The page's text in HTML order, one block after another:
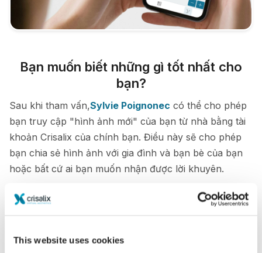
This website uses cookies
Bạn muốn biết những gì tốt nhất cho
bạn?
Sau khi tham vấn,Sylvie Poignonec có thể cho phép
bạn truy cập "hình ảnh mới" của bạn từ nhà bằng tài
khoản Crisalix của chính bạn. Điều này sẽ cho phép
bạn chia sẻ hình ảnh với gia đình và bạn bè của bạn
hoặc bất cứ ai bạn muốn nhận được lời khuyên.